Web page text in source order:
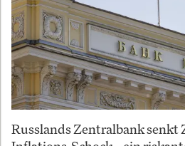
Russlands Zentralbank senkt